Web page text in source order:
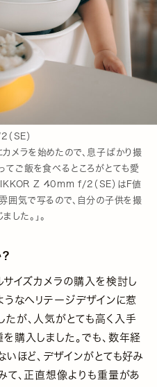
SE）
メラを始めたので、息子ばかり撮
てご飯を食べるところがとても愛
Z 40mm f/2（SE）はF値
囲気で写るので、自分の子供を撮
た。」。
イズカメラの購入を検討し
うなヘリテージデザインに惹
が、人気がとても高く入手
購入しました。でも、数年経
ほど、デザインがとても好み
て、正直想像よりも重量があ